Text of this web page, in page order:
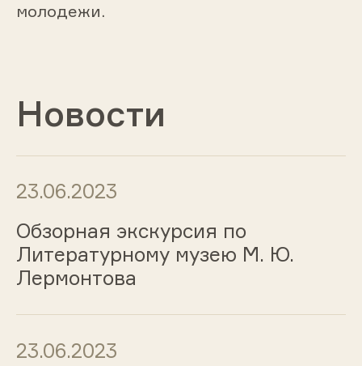
молодежи.
Новости
23.06.2023
Обзорная экскурсия по
Литературному музею М. Ю.
Лермонтова
23.06.2023